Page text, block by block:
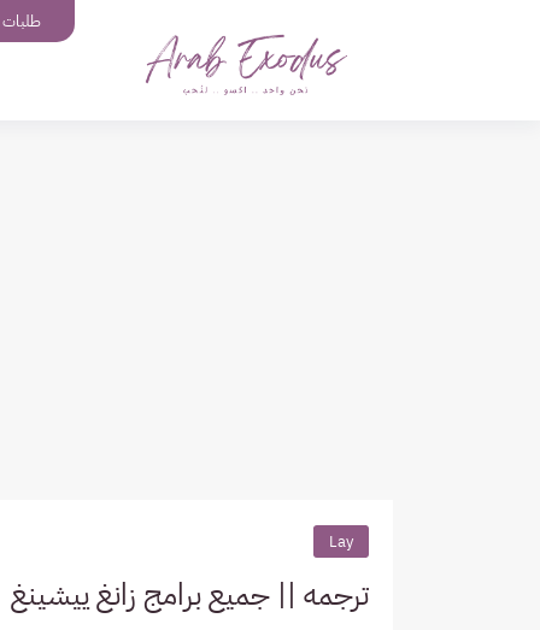
طلبات
Lay
ترجمه || جميع برامج زانغ ييشينغ